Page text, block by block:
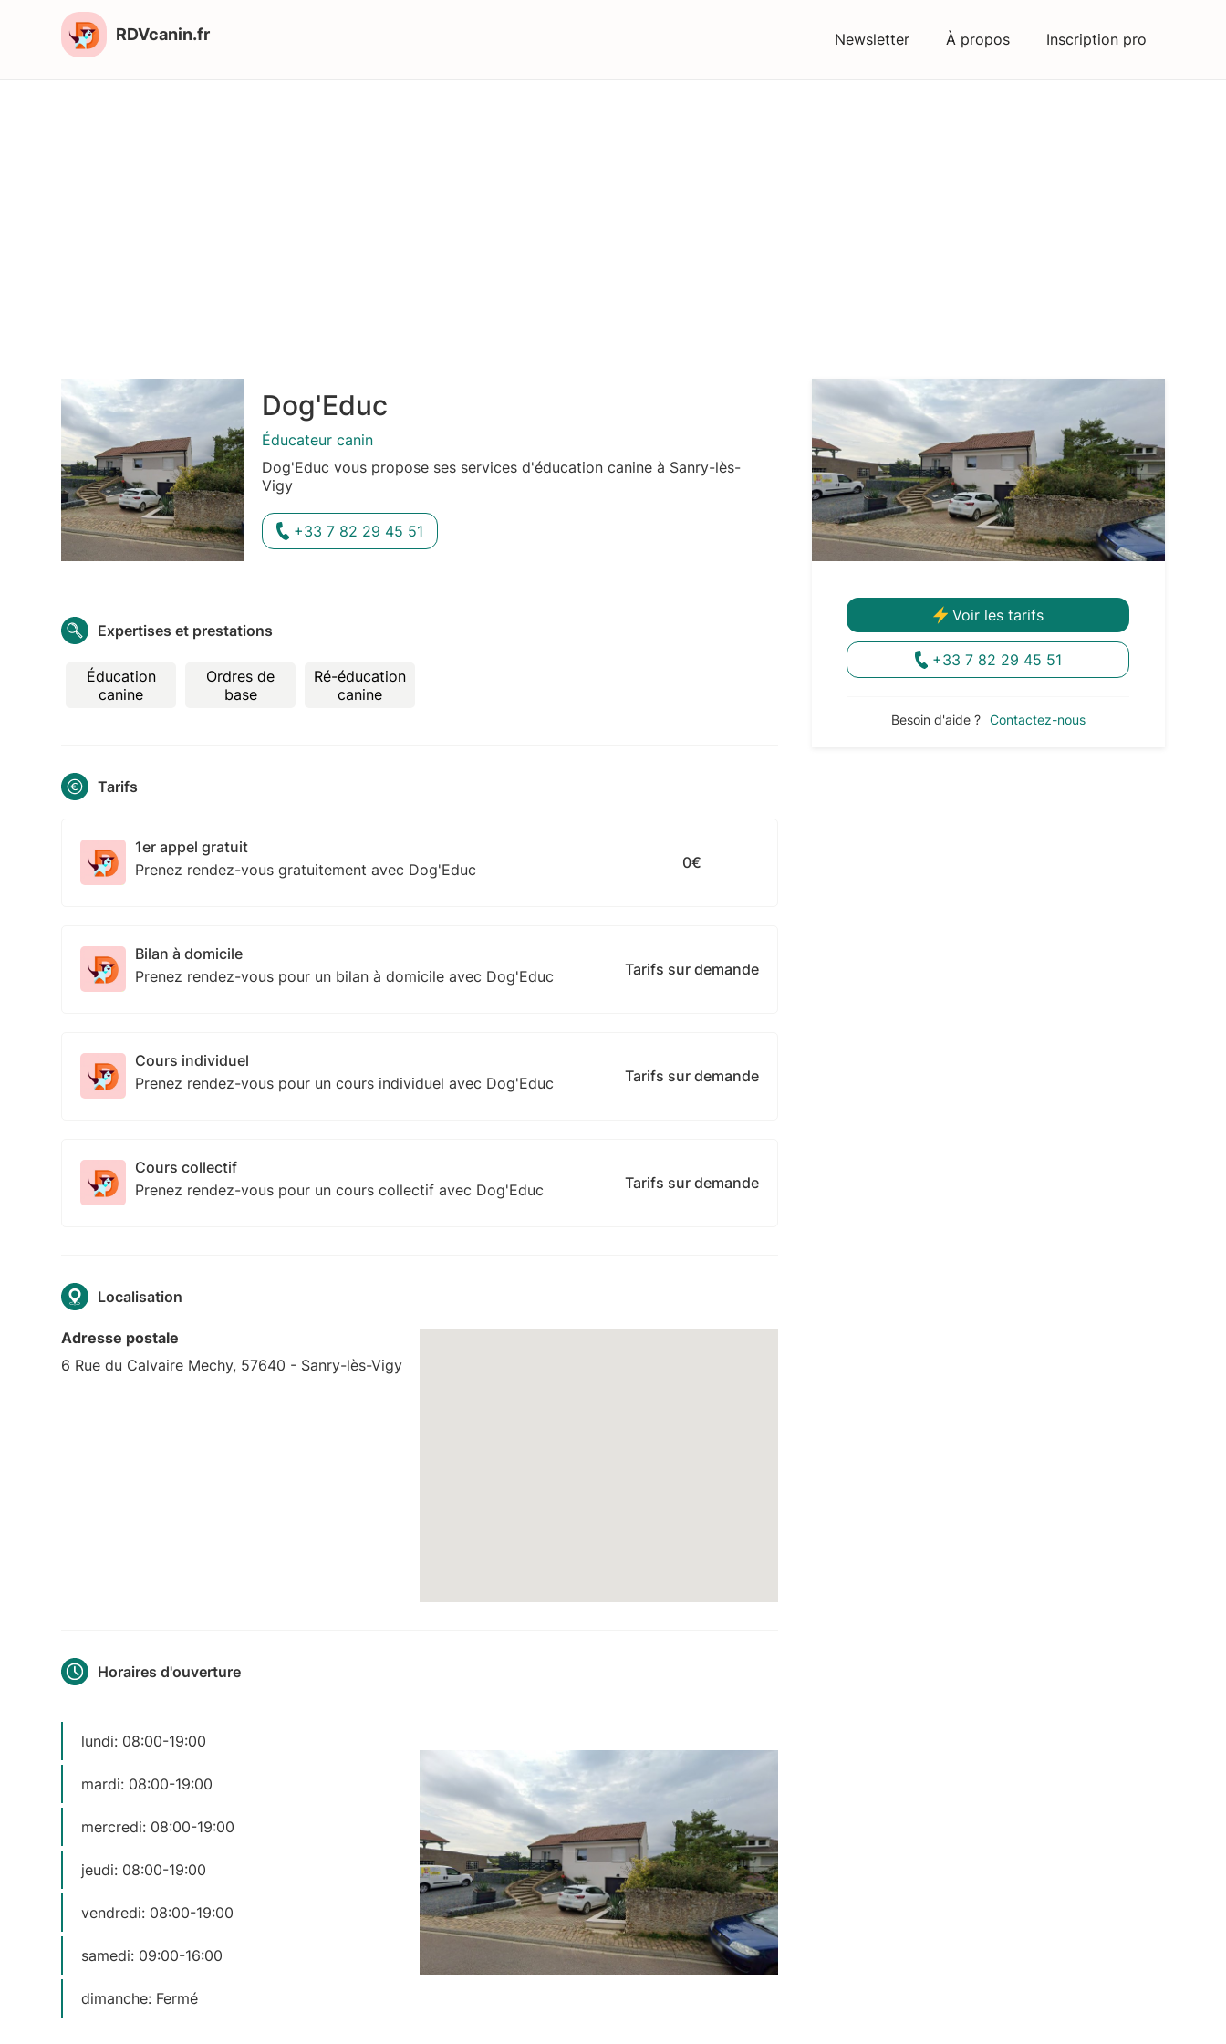
RDVcanin.fr Newsletter À propos Inscription pro
Dog'Educ
Éducateur canin
Dog'Educ vous propose ses services d'éducation canine à Sanry-lès-
Vigy
+33 7 82 29 45 51
Expertises et prestations
Éducation
canine
Ordres de
base
Ré-éducation
canine
Tarifs
1er appel gratuit
Prenez rendez-vous gratuitement avec Dog'Educ
0€
Bilan à domicile
Prenez rendez-vous pour un bilan à domicile avec Dog'Educ
Tarifs sur demande
Cours individuel
Prenez rendez-vous pour un cours individuel avec Dog'Educ
Tarifs sur demande
Cours collectif
Prenez rendez-vous pour un cours collectif avec Dog'Educ
Tarifs sur demande
Localisation
Adresse postale
6 Rue du Calvaire Mechy, 57640 - Sanry-lès-Vigy
Horaires d'ouverture
lundi: 08:00-19:00
mardi: 08:00-19:00
mercredi: 08:00-19:00
jeudi: 08:00-19:00
vendredi: 08:00-19:00
samedi: 09:00-16:00
dimanche: Fermé
Voir les tarifs
+33 7 82 29 45 51
Besoin d'aide ? Contactez-nous